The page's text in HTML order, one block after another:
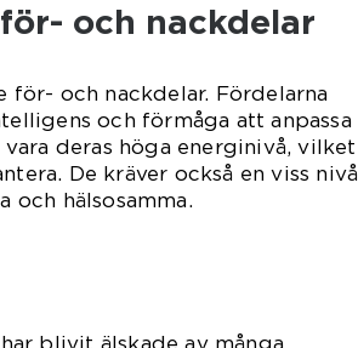
och nackdelar
och nackdelar. Fördelarna
och förmåga att anpassa
deras höga energinivå, vilket
De kräver också en viss nivå
hälsosamma.